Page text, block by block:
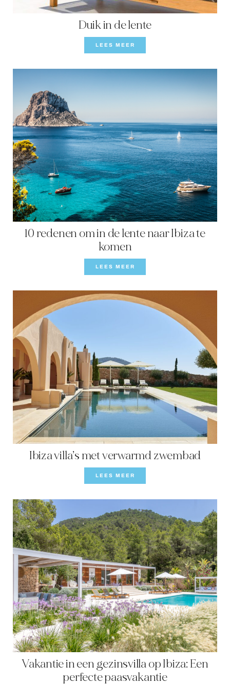
Duik in de lente
LEES MEER
10 redenen om in de lente naar Ibiza te
komen
LEES MEER
Ibiza villa’s met verwarmd zwembad
LEES MEER
Vakantie in een gezinsvilla op Ibiza: Een
perfecte paasvakantie